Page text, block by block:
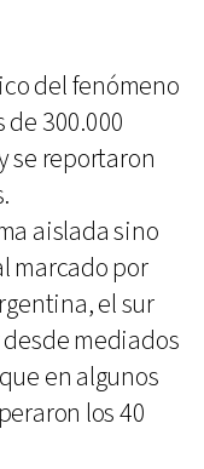
del fenómeno
300.000
se reportaron
aislada sino
marcado por
el sur
mediados
en algunos
los 40